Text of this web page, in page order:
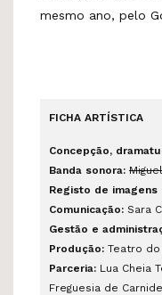
mesmo ano, pelo
FICHA ARTÍSTICA
Concepção,
Banda sonora: Miguel
Registo de
Comunicação: Sara
Gestão e
Produção: Teatro
Parceria: Lua Cheia
Freguesia de Carnide